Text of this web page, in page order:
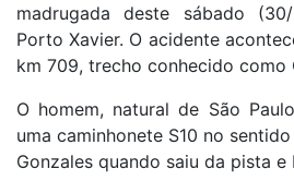
madrugada deste sábado
Porto Xavier. O acidente
km 709, trecho conhecido como
O homem, natural de São
uma caminhonete S10 no
Gonzales quando saiu da pista